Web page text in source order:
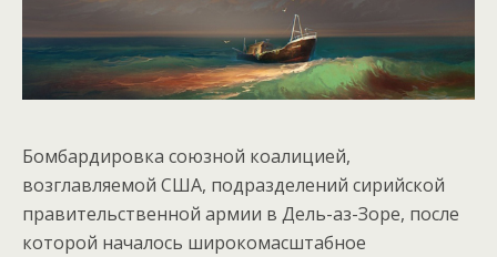
Бомбардировка союзной коалицией,
возглавляемой США, подразделений сирийской
правительственной армии в Дель-аз-Зоре, после
которой началось широкомасштабное